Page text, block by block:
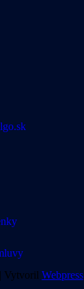
Vytvoril Webpress